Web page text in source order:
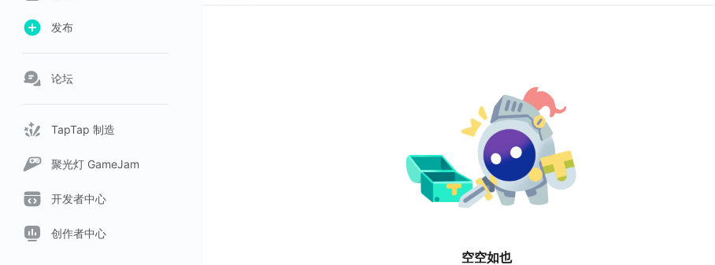
发布
论坛
TapTap 制造
聚光灯 GameJam
开发者中心
创作者中心
空空如也